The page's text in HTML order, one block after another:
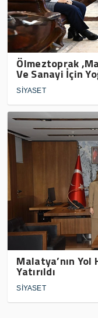
Ölmeztoprak
Ve Sanayi İçin
SİYASET
Malatya’nın Yol
Yatırıldı
SİYASET